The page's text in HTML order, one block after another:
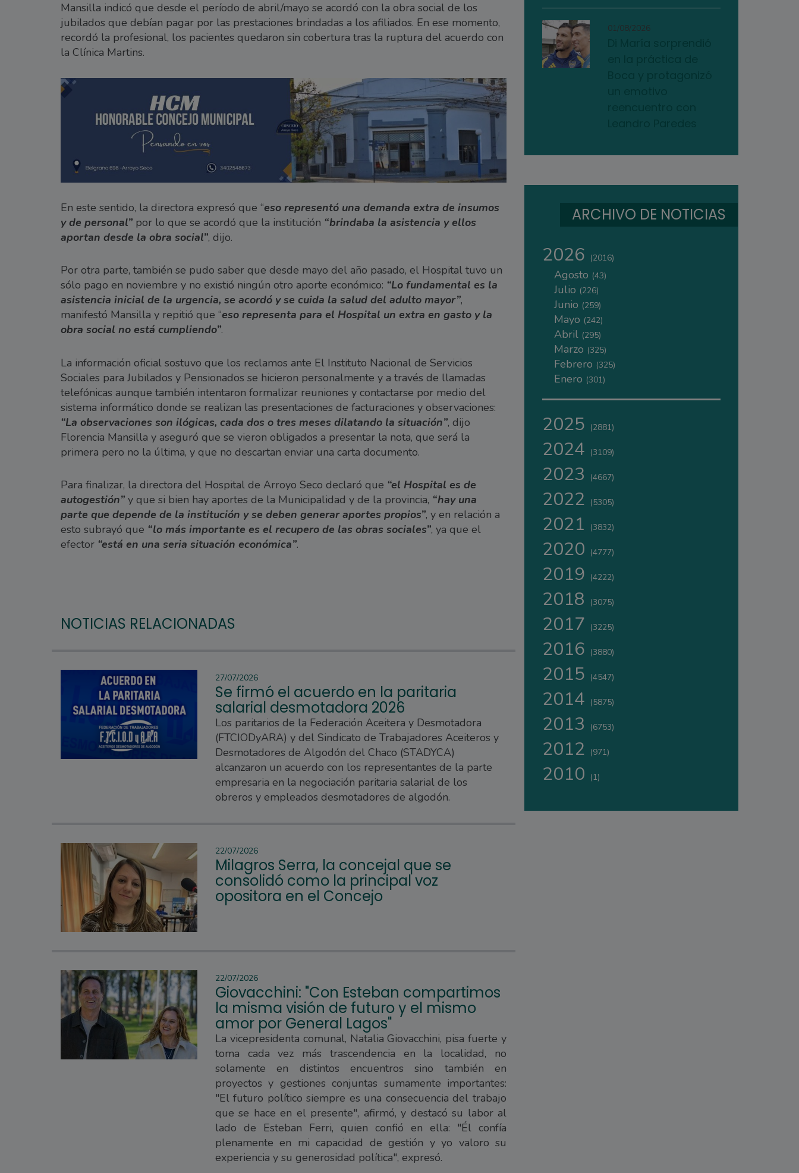
Mansilla indicó que desde el período de abril/mayo se acordó con la obra social de los
jubilados que debían pagar por las prestaciones brindadas a los afiliados. En ese momento,
recordó la profesional, los pacientes quedaron sin cobertura tras la ruptura del acuerdo con
la Clínica Martins.
En este sentido, la directora expresó que “eso representó una demanda extra de insumos
y de personal” por lo que se acordó que la institución “brindaba la asistencia y ellos
aportan desde la obra social”, dijo.
Por otra parte, también se pudo saber que desde mayo del año pasado, el Hospital tuvo un
sólo pago en noviembre y no existió ningún otro aporte económico: “Lo fundamental es la
asistencia inicial de la urgencia, se acordó y se cuida la salud del adulto mayor”,
manifestó Mansilla y repitió que “eso representa para el Hospital un extra en gasto y la
obra social no está cumpliendo”.
La información oficial sostuvo que los reclamos ante El Instituto Nacional de Servicios
Sociales para Jubilados y Pensionados se hicieron personalmente y a través de llamadas
telefónicas aunque también intentaron formalizar reuniones y contactarse por medio del
sistema informático donde se realizan las presentaciones de facturaciones y observaciones:
“La observaciones son ilógicas, cada dos o tres meses dilatando la situación”, dijo
Florencia Mansilla y aseguró que se vieron obligados a presentar la nota, que será la
primera pero no la última, y que no descartan enviar una carta documento.
Para finalizar, la directora del Hospital de Arroyo Seco declaró que “el Hospital es de
autogestión” y que si bien hay aportes de la Municipalidad y de la provincia, “hay una
parte que depende de la institución y se deben generar aportes propios”, y en relación a
esto subrayó que “lo más importante es el recupero de las obras sociales”, ya que el
efector “está en una seria situación económica”.
NOTICIAS RELACIONADAS
27/07/2026
Se firmó el acuerdo en la paritaria
salarial desmotadora 2026
Los paritarios de la Federación Aceitera y Desmotadora
(FTCIODyARA) y del Sindicato de Trabajadores Aceiteros y
Desmotadores de Algodón del Chaco (STADYCA)
alcanzaron un acuerdo con los representantes de la parte
empresaria en la negociación paritaria salarial de los
obreros y empleados desmotadores de algodón.
22/07/2026
Milagros Serra, la concejal que se
consolidó como la principal voz
opositora en el Concejo
22/07/2026
Giovacchini: "Con Esteban compartimos
la misma visión de futuro y el mismo
amor por General Lagos"
La vicepresidenta comunal, Natalia Giovacchini, pisa fuerte y
toma cada vez más trascendencia en la localidad, no
solamente en distintos encuentros sino también en
proyectos y gestiones conjuntas sumamente importantes:
"El futuro político siempre es una consecuencia del trabajo
que se hace en el presente", afirmó, y destacó su labor al
lado de Esteban Ferri, quien confió en ella: "Él confía
plenamente en mi capacidad de gestión y yo valoro su
experiencia y su generosidad política", expresó.
01/08/2026
ARCHIVO DE NOTICIAS
2026 (2016)
Agosto (43)
Julio (226)
Junio (259)
Mayo (242)
Abril (295)
Marzo (325)
Febrero (325)
Enero (301)
2025 (2881)
2024 (3109)
2023 (4667)
2022 (5305)
2021 (3832)
2020 (4777)
2019 (4222)
2018 (3075)
2017 (3225)
2016 (3880)
2015 (4547)
2014 (5875)
2013 (6753)
2012 (971)
2010 (1)